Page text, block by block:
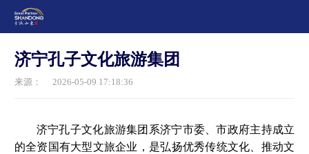
济宁孔子文化旅游集团
来源： 2026-05-09 17:18:36
济宁孔子文化旅游集团系济宁市委、市政府主持成立
的全资国有大型文旅企业，是弘扬优秀传统文化、推动文